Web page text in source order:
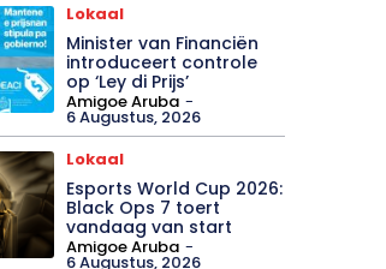
Lokaal
Minister van Financiën
introduceert controle
op ‘Ley di Prijs’
Amigoe Aruba -
6 Augustus, 2026
Lokaal
Esports World Cup 2026:
Black Ops 7 toert
vandaag van start
Amigoe Aruba -
6 Augustus, 2026